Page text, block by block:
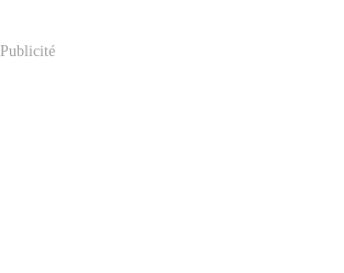
Publicité